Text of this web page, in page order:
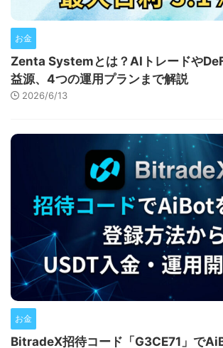
お金
Zenta Systemとは？AIトレードや
益源、4つの運用プランまで解説
2026/6/13
お金
BitradeX招待コード「G3CE71」で